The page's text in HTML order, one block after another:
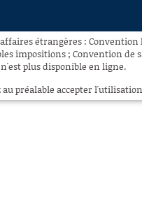
étrangères :
impositions ; Convention
n'est plus disponible en ligne.
au préalable accepter